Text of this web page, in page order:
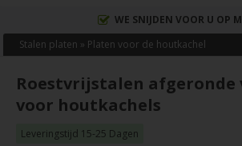
WE SNIJDEN VOOR U OP
Stalen platen » Platen voor de houtkachel
Roestvrijstalen
voor houtkachels
Leveringstijd 15-25 Dagen